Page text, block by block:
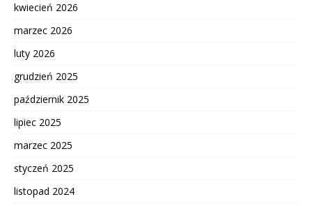
kwiecień 2026
marzec 2026
luty 2026
grudzień 2025
październik 2025
lipiec 2025
marzec 2025
styczeń 2025
listopad 2024